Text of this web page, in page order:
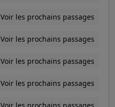
Voir les prochains passages
Voir les prochains passages
Voir les prochains passages
Voir les prochains passages